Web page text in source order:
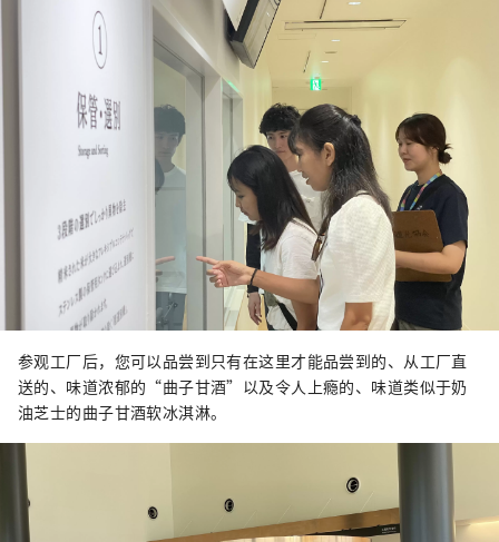
参观工厂后，您可以品尝到只有在这里才能品尝到的、从工厂直
送的、味道浓郁的“曲子甘酒”以及令人上瘾的、味道类似于奶
油芝士的曲子甘酒软冰淇淋。